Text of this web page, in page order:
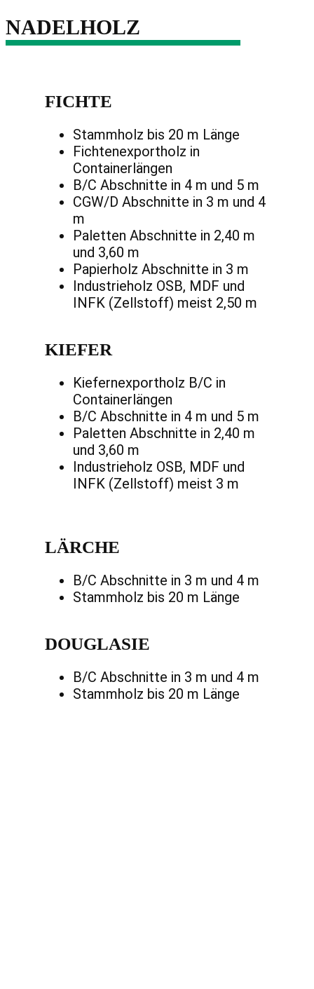
NADELHOLZ
FICHTE
Stammholz bis 20 m Länge
Fichtenexportholz in
Containerlängen
B/C Abschnitte in 4 m und 5 m
CGW/D Abschnitte in 3 m und 4
m
Paletten Abschnitte in 2,40 m
und 3,60 m
Papierholz Abschnitte in 3 m
Industrieholz OSB, MDF und
INFK (Zellstoff) meist 2,50 m
KIEFER
Kiefernexportholz B/C in
Containerlängen
B/C Abschnitte in 4 m und 5 m
Paletten Abschnitte in 2,40 m
und 3,60 m
Industrieholz OSB, MDF und
INFK (Zellstoff) meist 3 m
LÄRCHE
B/C Abschnitte in 3 m und 4 m
Stammholz bis 20 m Länge
DOUGLASIE
B/C Abschnitte in 3 m und 4 m
Stammholz bis 20 m Länge